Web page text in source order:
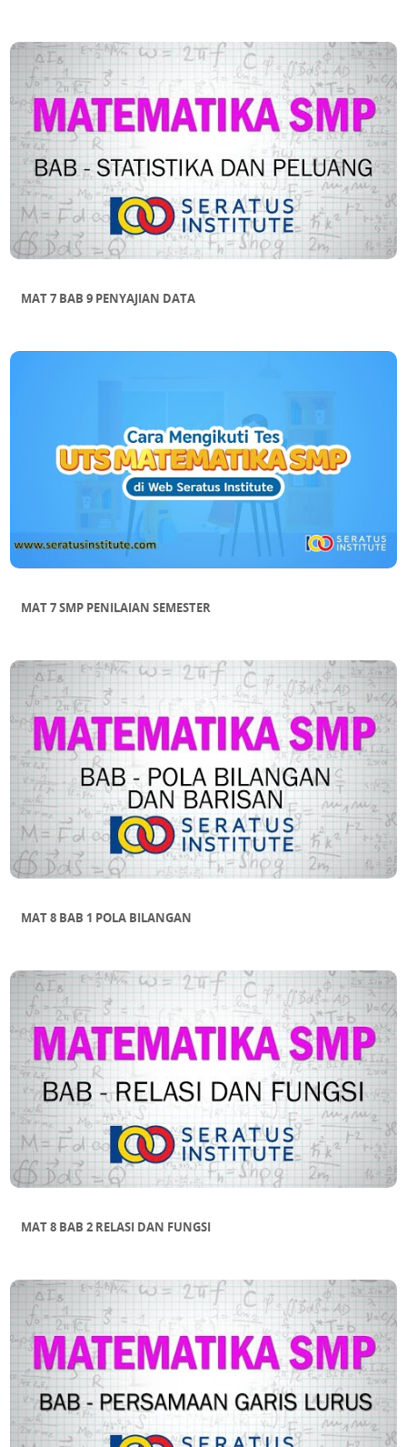
MAT 7 BAB 9 PENYAJIAN DATA
MAT 7 SMP PENILAIAN SEMESTER
MAT 8 BAB 1 POLA BILANGAN
MAT 8 BAB 2 RELASI DAN FUNGSI